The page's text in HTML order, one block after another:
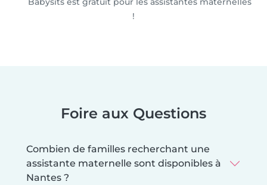
!
Foire aux Questions
Combien de familles recherchant une
assistante maternelle sont disponibles à
Nantes ?